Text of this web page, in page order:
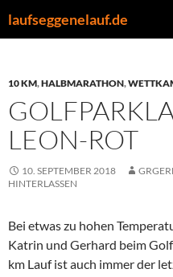
Inhalt
laufseggenelauf.de
10 KM,HALBMARATHON,
LEON-ROT
10. SEPTEMBER 2018
HINTERLASSEN
Bei etwas zu hohen
Katrin und Gerhard beim
km Lauf ist auch immer der